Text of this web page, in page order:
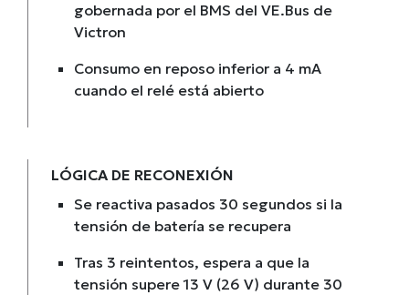
gobernada por el BMS del VE.Bus de
Victron
Consumo en reposo inferior a 4 mA
cuando el relé está abierto
LÓGICA DE RECONEXIÓN
Se reactiva pasados 30 segundos si la
tensión de batería se recupera
Tras 3 reintentos, espera a que la
tensión supere 13 V (26 V) durante 30